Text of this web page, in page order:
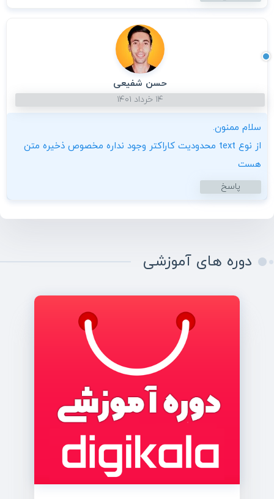
حسن شفیعی
۱۴ خرداد ۱۴۰۱
سلام ممنون.
از نوع text محدودیت کاراکتر وجود نداره مخصوص ذخیره متن
هست
پاسخ
دوره های آموزشی